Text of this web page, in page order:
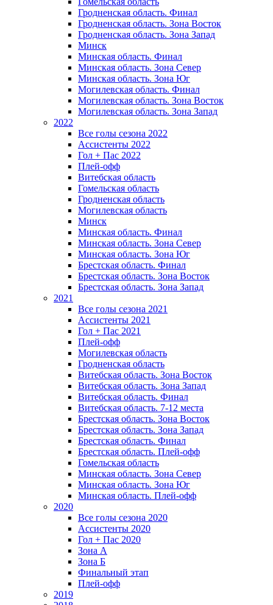
Гродненская область. Финал
Гродненская область. Зона Восток
Гродненская область. Зона Запад
Минск
Минская область. Финал
Минская область. Зона Север
Минская область. Зона Юг
Могилевская область. Финал
Могилевская область. Зона Восток
Могилевская область. Зона Запад
2022
Все голы сезона 2022
Ассистенты 2022
Гол + Пас 2022
Плей-офф
Витебская область
Гомельская область
Гродненская область
Могилевская область
Минск
Mинская область. Финал
Минская область. Зона Север
Минская область. Зона Юг
Брестская область. Финал
Брестская область. Зона Восток
Брестская область. Зона Запад
2021
Все голы сезона 2021
Ассистенты 2021
Гол + Пас 2021
Плей-офф
Могилевская область
Гродненская область
Витебская область. Зона Восток
Витебская область. Зона Запад
Витебская область. Финал
Витебская область. 7-12 места
Брестская область. Зона Восток
Брестская область. Зона Запад
Брестская область. Финал
Брестская область. Плей-офф
Гомельская область
Минская область. Зона Север
Минская область. Зона Юг
Минская область. Плей-офф
2020
Все голы сезона 2020
Ассистенты 2020
Гол + Пас 2020
Зона А
Зона Б
Финальный этап
Плей-офф
2019